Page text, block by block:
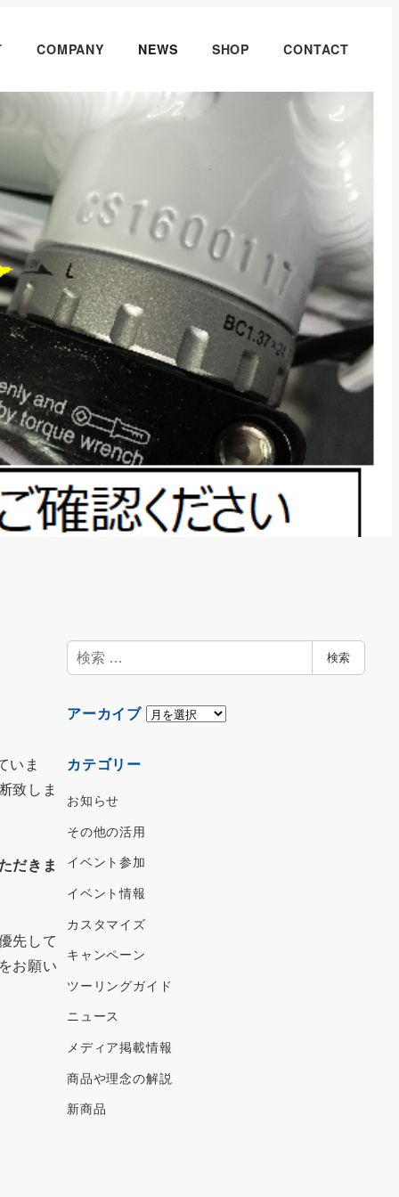
COMPANY NEWS SHOP CONTACT
いま
致しま
だきま
先して
お願い
検
索
検索
アーカイブ ア
カテゴリー
お知らせ
その他の活用
イベント参加
イベント情報
カスタマイズ
キャンペーン
ツーリングガイド
ニュース
メディア掲載情報
商品や理念の解説
新商品